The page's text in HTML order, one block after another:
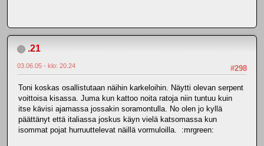
.21
#298
03.06.05 - klo: 20.24
Toni koskas osallistutaan näihin karkeloihin. Näytti olevan serpent
voittoisa kisassa. Juma kun kattoo noita ratoja niin tuntuu kuin
itse kävisi ajamassa jossakin soramontulla. No olen jo kyllä
päättänyt että italiassa joskus käyn vielä katsomassa kun
isommat pojat hurruuttelevat näillä vormuloilla. :mrgreen: